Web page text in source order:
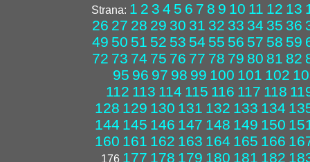
Strana: 1 2 3 4 5 6 7 8 9 10 11 12 13
26 27 28 29 30 31 32 33 34 35 36
49 50 51 52 53 54 55 56 57 58 59
72 73 74 75 76 77 78 79 80 81 82
95 96 97 98 99 100 101 102
112 113 114 115 116 117 118
128 129 130 131 132 133 134
144 145 146 147 148 149 150
160 161 162 163 164 165 166
176 177 178 179 180 181 182